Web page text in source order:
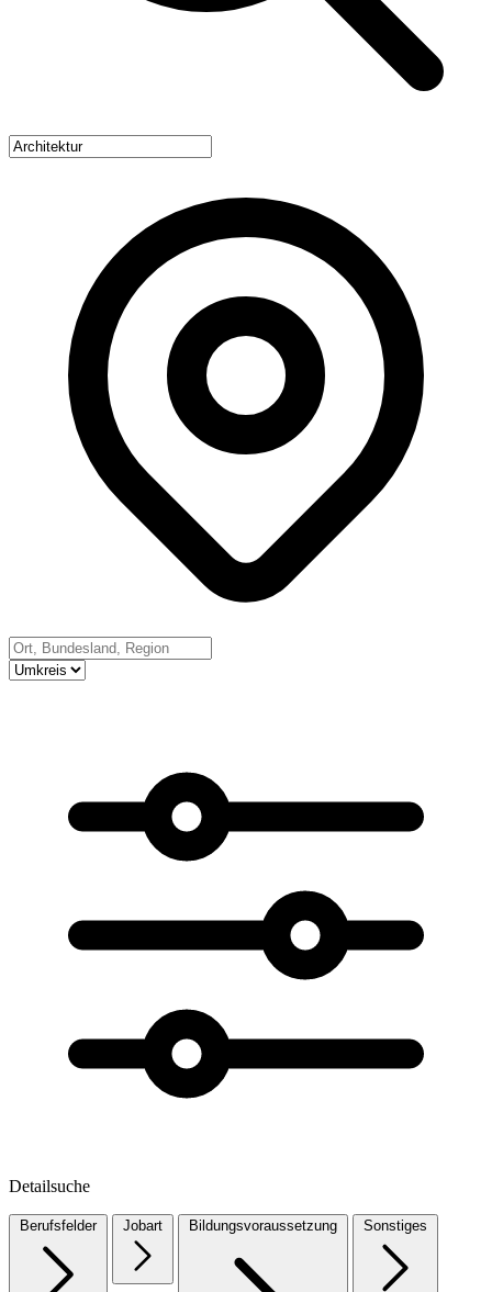
Detailsuche
Berufsfelder Jobart Bildungsvoraussetzung Sonstiges